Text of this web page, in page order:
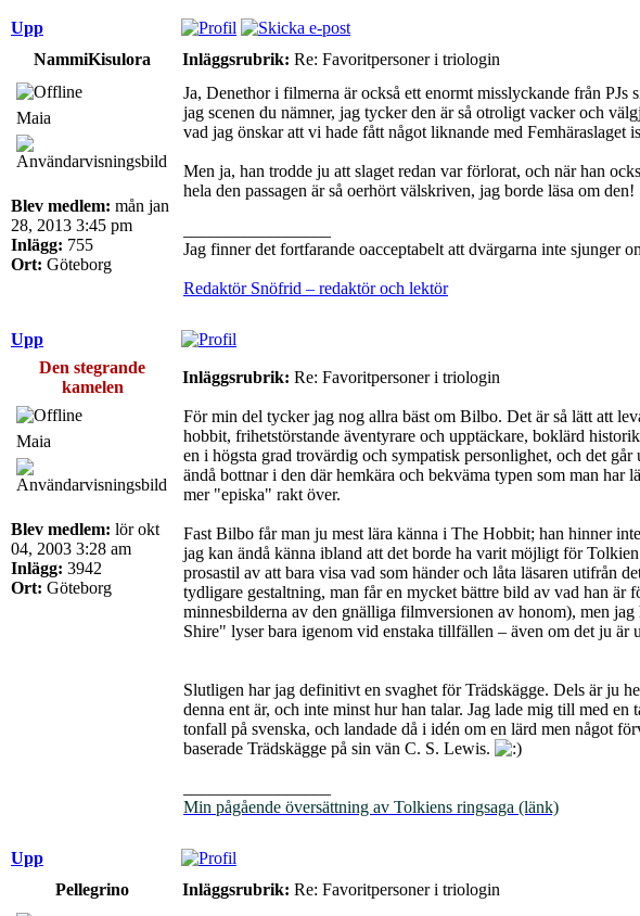
Upp
NammiKisulora
Inläggsrubrik: Re: Favoritpersoner i triologin
Maia
Blev medlem: mån jan
28, 2013 3:45 pm
Inlägg: 755
Ort: Göteborg
Ja, Denethor i filmerna är också ett enormt misslyckande från
jag scenen du nämner, jag tycker den är så otroligt vacker och
vad jag önskar att vi hade fått något liknande med
Men ja, han trodde ju att slaget redan var förlorat, och när han
hela den passagen är så oerhört välskriven, jag borde läsa om den!
Jag finner det fortfarande oacceptabelt att dvärgarna inte sjunger
Redaktör Snöfrid – redaktör och lektör
Upp
Den stegrande
kamelen
Inläggsrubrik: Re: Favoritpersoner i triologin
Maia
Blev medlem: lör okt
04, 2003 3:28 am
Inlägg: 3942
Ort: Göteborg
För min del tycker jag nog allra bäst om Bilbo. Det är så lätt att
hobbit, frihetstörstande äventyrare och upptäckare, boklärd
en i högsta grad trovärdig och sympatisk personlighet, och det
ändå bottnar i den där hemkära och bekväma typen som man har
mer "episka" rakt över.
Fast Bilbo får man ju mest lära känna i The Hobbit; han hinner
jag kan ändå känna ibland att det borde ha varit möjligt för
prosastil av att bara visa vad som händer och låta läsaren utifrån
tydligare gestaltning, man får en mycket bättre bild av vad han är
minnesbilderna av den gnälliga filmversionen av honom), men
Shire" lyser bara igenom vid enstaka tillfällen – även om det ju är
Slutligen har jag definitivt en svaghet för Trädskägge. Dels är ju
denna ent är, och inte minst hur han talar. Jag lade mig till med
tonfall på svenska, och landade då i idén om en lärd men något
baserade Trädskägge på sin vän C. S. Lewis.
Min pågående översättning av Tolkiens ringsaga (länk)
Upp
Pellegrino
Inläggsrubrik: Re: Favoritpersoner i triologin